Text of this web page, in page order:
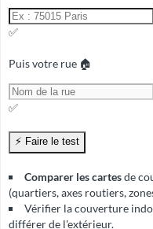
✅
Puis votre rue 🏠
✅
Comparer les cartesde
(quartiers, axes routiers,
Vérifier lacouverture
différer de l'extérieur.